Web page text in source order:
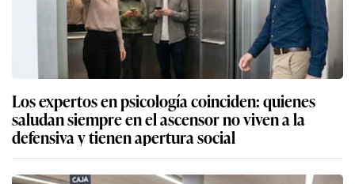
Los expertos en psicología coinciden: quienes
saludan siempre en el ascensor no viven a la
defensiva y tienen apertura social